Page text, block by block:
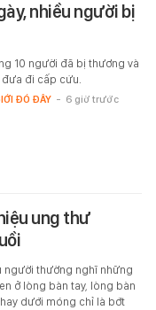
nhiều người bị
10 người đã bị thương và
đi cấp cứu.
ĐÓ ĐÂY - 6 giờ trước
ung thư
người thường nghĩ những
ở lòng bàn tay, lòng bàn
dưới móng chỉ là bớt